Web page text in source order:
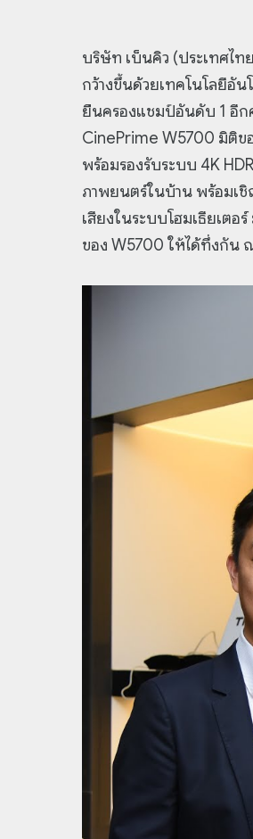
บริษัท เบ็นคิว (ประเทศไ
กว้างขึ้นด้วยเทคโนโลยีอัน
ยืนครองแชมป์อันดับ 1 อีก
CinePrime W5700 มิติข
พร้อมรองรับระบบ 4K
ภาพยนตร์ในบ้าน พร้อมเ
เสียงในระบบโฮมเธียเตอ
ของ W5700 ให้ได้ทึ่งกัน